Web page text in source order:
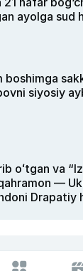
ayolga sud
boshimga
siyosiy
oʻtgan va
—
Drapatiy